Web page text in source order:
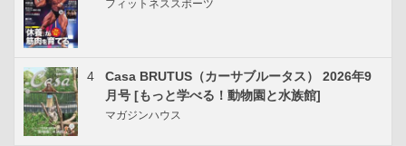
フィットネススポーツ
4
Casa BRUTUS（カーサブルータス） 2026年9
月号 [もっと学べる！動物園と水族館]
マガジンハウス